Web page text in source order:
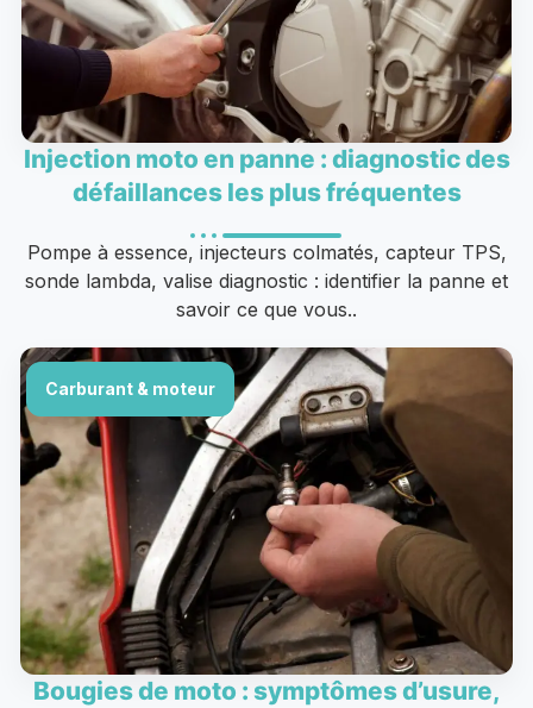
Injection moto en panne : diagnostic des
défaillances les plus fréquentes
Pompe à essence, injecteurs colmatés, capteur TPS,
sonde lambda, valise diagnostic : identifier la panne et
savoir ce que vous..
Carburant & moteur
Bougies de moto : symptômes d’usure,